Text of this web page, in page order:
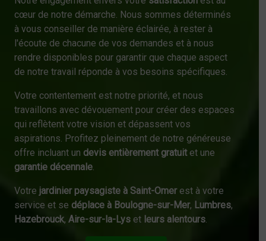
cœur de notre démarche. Nous sommes déterminés
à vous conseiller de manière éclairée, à rester à
l'écoute de chacune de vos demandes et à nous
rendre disponibles pour garantir que chaque aspect
de notre travail réponde à vos besoins spécifiques.
Votre contentement est notre priorité, et nous
travaillons avec dévouement pour créer des espaces
qui reflètent votre vision et dépassent vos
aspirations. Profitez pleinement de notre généreuse
offre incluant un devis entièrement gratuitet une
garantie décennale.
Votre jardinier paysagiste à Saint-Omerest à votre
service et se déplace à Boulogne-sur-Mer, Lumbres,
Hazebrouck, Aire-sur-la-Lys et leurs alentours.